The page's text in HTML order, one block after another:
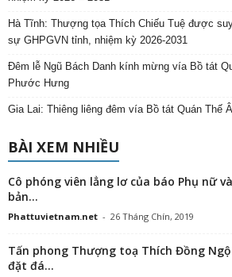
Hà Tĩnh: Thượng tọa Thích Chiếu Tuệ được
sự GHPGVN tỉnh, nhiệm kỳ 2026-2031
Đêm lễ Ngũ Bách Danh kính mừng vía Bồ tát
Phước Hưng
Gia Lai: Thiêng liêng đêm vía Bồ tát Quán Thế
BÀI XEM NHIỀU
Cô phóng viên lẳng lơ của báo Phụ nữ
bản...
Phattuvietnam.net - 26 Tháng Chín, 2019
Tấn phong Thượng toạ Thích Đồng
đặt đá...